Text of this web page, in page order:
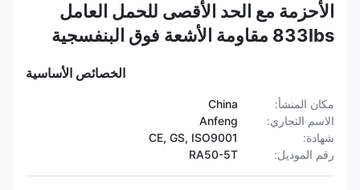
الأحزمة مع الحد الأقصى للحمل العامل
833lbs مقاومة الأشعة فوق البنفسجية
الخصائص الأساسية
مكان المنشأ:
China
الاسم التجاري:
Anfeng
شهادة:
CE, GS, ISO9001
رقم الموديل:
RA50-5T